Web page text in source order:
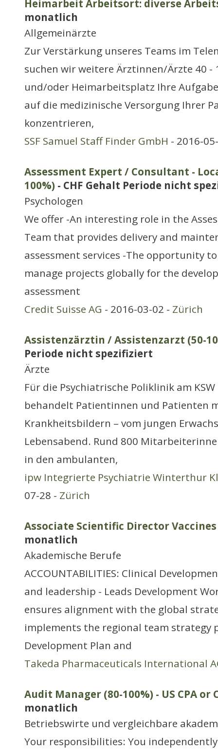
Heimarbeit Arbeitsort: diverse
monatlich
Allgemeinärzte
Zur Verstärkung unseres Teams im
suchen wir weitere Ärztinnen/Ärzte 40 -
und/oder Heimarbeitsplatz Ihre
auf die medizinische Versorgung Ihrer
konzentrieren,
SSF Samuel Staff Finder GmbH - 2016-
Assessment Expert / Consultant -
100%) - CHF Gehalt Periode nicht
Psychologen
We offer -An interesting role in the
Team that provides delivery and
assessment services -The opportunity
manage projects globally for the
assessment
Credit Suisse AG - 2016-03-02 - Zürich
Assistenzärztin / Assistenzarzt (50-
Periode nicht spezifiziert
Ärzte
Für die Psychiatrische Poliklinik am
behandelt Patientinnen und Patienten
Krankheitsbildern – vom jungen
Lebensabend. Rund 800
in den ambulanten,
ipw Integrierte Psychiatrie Winterthur
07-28 - Zürich
Associate Scientific Director
monatlich
Akademische Berufe
ACCOUNTABILITIES: Clinical
and leadership - Leads Development
ensures alignment with the global
implements the regional team strategy
Development Plan and
Takeda Pharmaceuticals International
Audit Manager (80-100%) - US CPA or
monatlich
Betriebswirte und vergleichbare
Your responsibilities: You